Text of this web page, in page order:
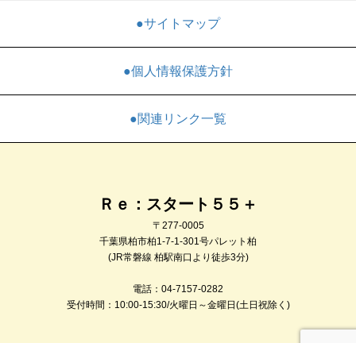
●サイトマップ
●個人情報保護方針
●関連リンク一覧
Ｒｅ：スタート５５＋
〒277-0005
千葉県柏市柏1-7-1-301号パレット柏
(JR常磐線 柏駅南口より徒歩3分)
電話：04-7157-0282
受付時間：10:00-15:30/火曜日～金曜日(土日祝除く)